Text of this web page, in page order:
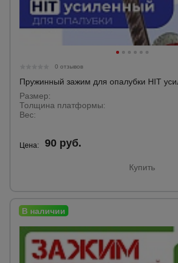
0 отзывов
Пружинный зажим для опалубки HIT
Размер:
Толщина платформы:
Вес:
Цена: 90 руб.
Купить
Оборудование
для бетонных
работ
склада
Штукатурные
комплекты